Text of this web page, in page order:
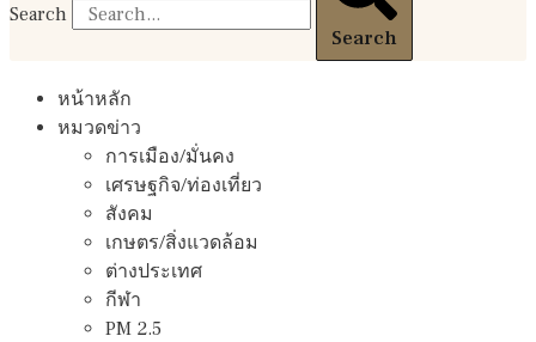
Search
Search
หน้าหลัก
หมวดข่าว
การเมือง/มั่นคง
เศรษฐกิจ/ท่องเที่ยว
สังคม
เกษตร/สิ่งแวดล้อม
ต่างประเทศ
กีฬา
PM 2.5